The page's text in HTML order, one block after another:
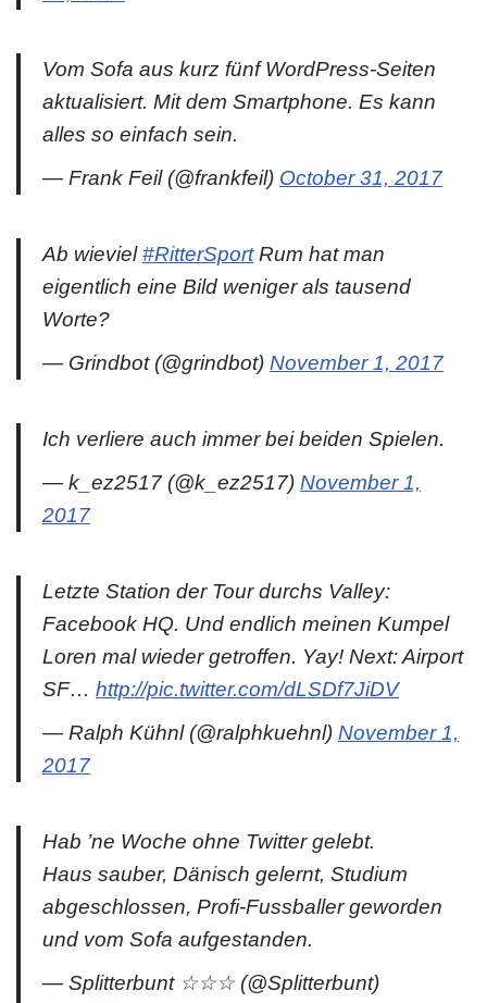
Vom Sofa aus kurz fünf WordPress-Seiten
aktualisiert. Mit dem Smartphone. Es kann
alles so einfach sein.
— Frank Feil (@frankfeil) October 31, 2017
Ab wieviel#RitterSportRum hat man
eigentlich eine Bild weniger als tausend
Worte?
— Grindbot (@grindbot) November 1, 2017
Ich verliere auch immer bei beiden Spielen.
— k_ez2517 (@k_ez2517) November 1,
2017
Letzte Station der Tour durchs Valley:
Facebook HQ. Und endlich meinen Kumpel
Loren mal wieder getroffen. Yay! Next: Airport
SF… http://pic.twitter.com/dLSDf7JiDV
— Ralph Kühnl (@ralphkuehnl) November 1,
2017
Hab ’ne Woche ohne Twitter gelebt.
Haus sauber, Dänisch gelernt, Studium
abgeschlossen, Profi-Fussballer geworden
und vom Sofa aufgestanden.
— Splitterbunt ☆☆☆ (@Splitterbunt)